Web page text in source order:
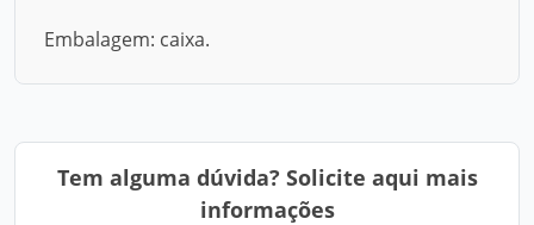
Embalagem: caixa.
Tem alguma dúvida? Solicite aqui mais
informações